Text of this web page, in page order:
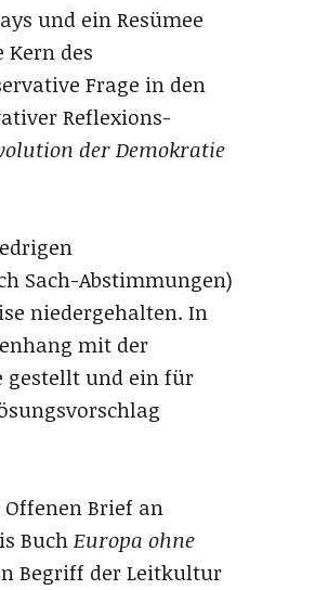
und ein Resümee
des
Frage in den
Reflexions-
der Demokratie
Sach-Abstimmungen)
niedergehalten. In
mit der
gestellt und ein für
Brief an
BuchEuropa ohne
Begriff der Leitkultur